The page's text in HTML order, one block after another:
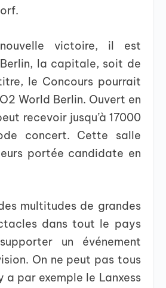
victoire, il est
la capitale, soit de
le Concours pourrait
World Berlin. Ouvert en
recevoir jusqu’à 17000
concert. Cette salle
portée candidate en
multitudes de grandes
dans tout le pays
un événement
On ne peut pas tous
a par exemple le Lanxess